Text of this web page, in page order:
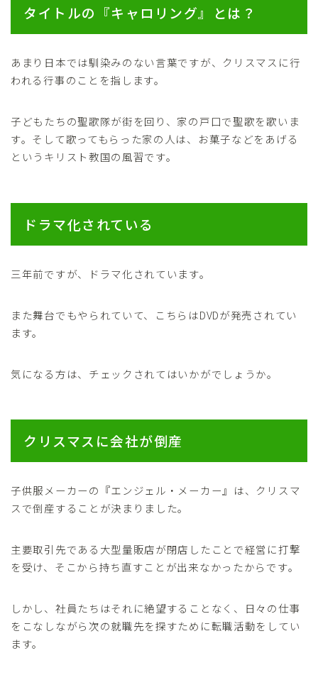
タイトルの『キャロリング』とは？
あまり日本では馴染みのない言葉ですが、クリスマスに行
われる行事のことを指します。
子どもたちの聖歌隊が街を回り、家の戸口で聖歌を歌いま
す。そして歌ってもらった家の人は、お菓子などをあげる
というキリスト教国の風習です。
ドラマ化されている
三年前ですが、ドラマ化されています。
また舞台でもやられていて、こちらはDVDが発売されてい
ます。
気になる方は、チェックされてはいかがでしょうか。
クリスマスに会社が倒産
子供服メーカーの『エンジェル・メーカー』は、クリスマ
スで倒産することが決まりました。
主要取引先である大型量販店が閉店したことで経営に打撃
を受け、そこから持ち直すことが出来なかったからです。
しかし、社員たちはそれに絶望することなく、日々の仕事
をこなしながら次の就職先を探すために転職活動をしてい
ます。